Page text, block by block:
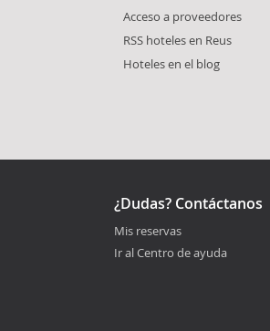
Acceso a proveedores
RSS hoteles en Reus
Hoteles en el blog
¿Dudas? Contáctanos
Mis reservas
Ir al Centro de ayuda